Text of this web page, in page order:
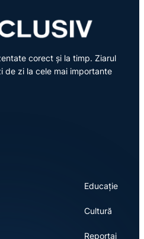
corect și la timp. Ziarul
de zi la cele mai importante
Educație
Cultură
Reportaj